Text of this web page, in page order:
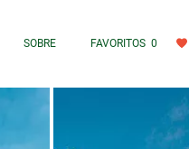
SOBRE FAVORITOS 0